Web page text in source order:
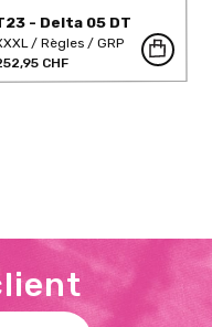
- Delta 05 DT
Règles
GRP
CHF